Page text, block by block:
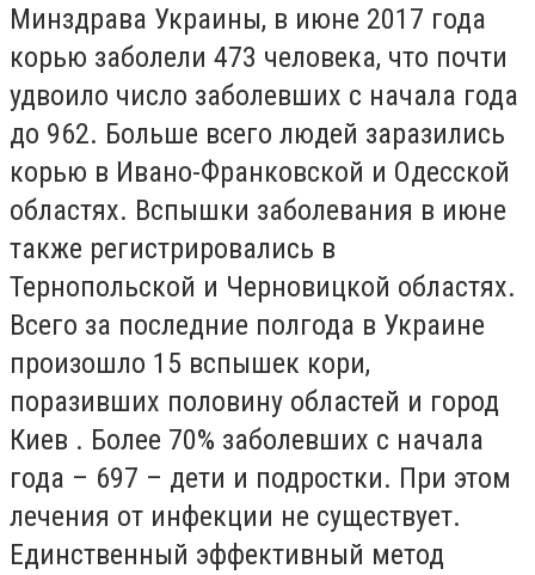
Минздрава Украины, в июне 2017 года
корью заболели 473 человека, что почти
удвоило число заболевших с начала года
до 962. Больше всего людей заразились
корью в Ивано-Франковской и Одесской
областях. Вспышки заболевания в июне
также регистрировались в
Тернопольской и Черновицкой областях.
Всего за последние полгода в Украине
произошло 15 вспышек кори,
поразивших половину областей и город
Киев . Более 70% заболевших с начала
года – 697 – дети и подростки. При этом
лечения от инфекции не существует.
Единственный эффективный метод